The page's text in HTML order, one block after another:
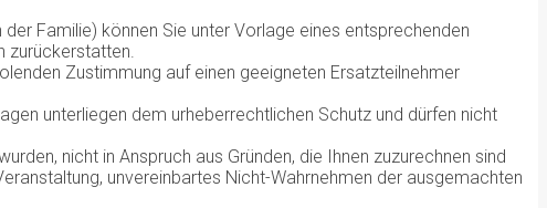
Familie) können Sie unter Vorlage eines entsprechenden
zurückerstatten.
Zustimmung auf einen geeigneten Ersatzteilnehmer
unterliegen dem urheberrechtlichen Schutz und dürfen nicht
nicht in Anspruch aus Gründen, die Ihnen zuzurechnen sind
unvereinbartes Nicht-Wahrnehmen der ausgemachten